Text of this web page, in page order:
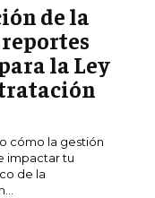
Y CADENA
CONTINUA
Y GESTIÓN DEL
de la
la Ley
cómo la gestión
impactar tu
de la